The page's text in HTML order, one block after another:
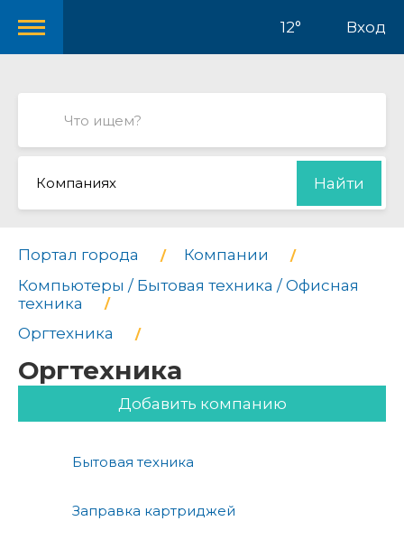
12° Вход
Компаниях Найти
Портал города
Компании
Компьютеры / Бытовая техника / Офисная
техника
Оргтехника
Оргтехника
Добавить компанию
Бытовая техника
Заправка картриджей